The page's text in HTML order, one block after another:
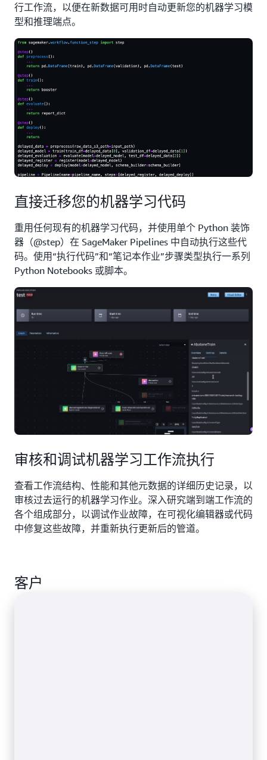
行工作流，以便在新数据可用时自动更新您的机器学习模
型和推理端点。
直接迁移您的机器学习代码
重用任何现有的机器学习代码，并使用单个 Python 装饰
器（@step）在 SageMaker Pipelines 中自动执行这些代
码。使用“执行代码”和“笔记本作业”步骤类型执行一系列
Python Notebooks 或脚本。
审核和调试机器学习工作流执行
查看工作流结构、性能和其他元数据的详细历史记录，以
审核过去运行的机器学习作业。深入研究端到端工作流的
各个组成部分，以调试作业故障，在可视化编辑器或代码
中修复这些故障，并重新执行更新后的管道。
客户